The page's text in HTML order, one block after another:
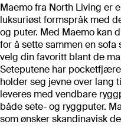
Maemo fra North Living er
luksuriøst formspråk med
og puter. Med Maemo kan
for å sette sammen en
velg din favoritt blant de
Seteputene har
holder seg jevne over lang
leveres med vendbare
både sete- og ryggputer.
som ønsker skandinavisk